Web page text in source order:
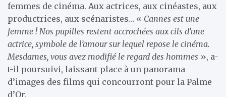
femmes de cinéma. Aux actrices, aux cinéastes, aux
productrices, aux scénaristes… « Cannes est une
femme ! Nos pupilles restent accrochées aux cils d’une
actrice, symbole de l’amour sur lequel repose le cinéma.
Mesdames, vous avez modifié le regard des hommes », a-
t-il poursuivi, laissant place à un panorama
d’images des films qui concourront pour la Palme
d’Or.